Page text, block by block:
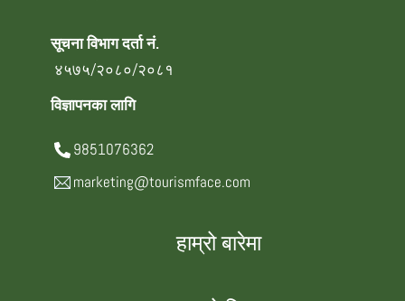
सूचना विभाग दर्ता नं.
४५७५/२०८०/२०८१
विज्ञापनका लागि
9851076362
marketing@tourismface.com
हाम्रो बारेमा